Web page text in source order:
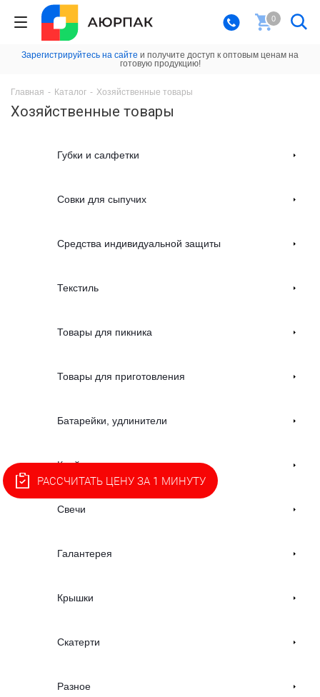
0
Зарегистрируйтесь на сайте и получите доступ к оптовым ценам на
готовую продукцию!
Главная - Каталог - Хозяйственные товары
Хозяйственные товары
Губки и салфетки
Совки для сыпучих
Средства индивидуальной защиты
Текстиль
Товары для пикника
Товары для приготовления
Батарейки, удлинители
Клей
Свечи
Галантерея
Крышки
Скатерти
Разное
РАССЧИТАТЬ ЦЕНУ ЗА 1 МИНУТУ